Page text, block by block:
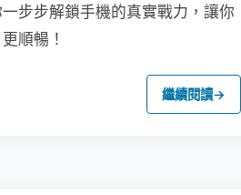
步步解鎖手機的真實戰力，讓你
順暢！
繼續閱讀→